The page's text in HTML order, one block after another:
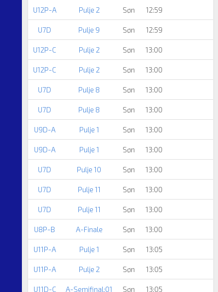
U12P-A Pulje 2 Søn 12:59
U7D Pulje 9 Søn 12:59
U12P-C Pulje 2 Søn 13:00
U12P-C Pulje 2 Søn 13:00
U7D Pulje 8 Søn 13:00
U7D Pulje 8 Søn 13:00
U9D-A Pulje 1 Søn 13:00
U9D-A Pulje 1 Søn 13:00
U7D Pulje 10 Søn 13:00
U7D Pulje 11 Søn 13:00
U7D Pulje 11 Søn 13:00
U8P-B A-Finale Søn 13:00
U11P-A Pulje 1 Søn 13:05
U11P-A Pulje 2 Søn 13:05
U11D-C A-Semifinal:01 Søn 13:05